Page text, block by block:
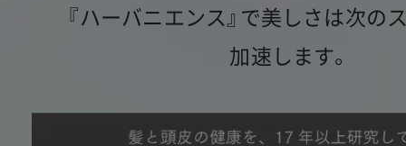
『ハーバニエンス』で美しさは次の
加速します。